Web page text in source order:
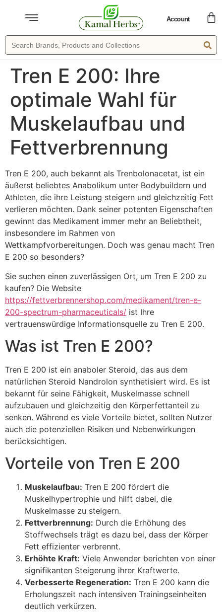
Account
Tren E 200: Ihre
optimale Wahl für
Muskelaufbau und
Fettverbrennung
Tren E 200, auch bekannt als Trenbolonacetat, ist ein
äußerst beliebtes Anabolikum unter Bodybuildern und
Athleten, die ihre Leistung steigern und gleichzeitig Fett
verlieren möchten. Dank seiner potenten Eigenschaften
gewinnt das Medikament immer mehr an Beliebtheit,
insbesondere im Rahmen von
Wettkampfvorbereitungen. Doch was genau macht Tren
E 200 so besonders?
Sie suchen einen zuverlässigen Ort, um Tren E 200 zu
kaufen? Die Website
https://fettverbrennershop.com/medikament/tren-e-
200-spectrum-pharmaceuticals/ ist Ihre
vertrauenswürdige Informationsquelle zu Tren E 200.
Was ist Tren E 200?
Tren E 200 ist ein anaboler Steroid, das aus dem
natürlichen Steroid Nandrolon synthetisiert wird. Es ist
bekannt für seine Fähigkeit, Muskelmasse schnell
aufzubauen und gleichzeitig den Körperfettanteil zu
senken. Während es viele Vorteile bietet, sollten Nutzer
auch die potenziellen Risiken und Nebenwirkungen
berücksichtigen.
Vorteile von Tren E 200
Muskelaufbau: Tren E 200 fördert die
Muskelhypertrophie und hilft dabei, die
Muskelmasse zu steigern.
Fettverbrennung: Durch die Erhöhung des
Stoffwechsels trägt es dazu bei, dass der Körper
Fett effizienter verbrennt.
Erhöhte Kraft: Viele Anwender berichten von einer
signifikanten Steigerung ihrer Kraftwerte.
Verbesserte Regeneration: Tren E 200 kann die
Erholungszeit nach intensiven Trainingseinheiten
deutlich verkürzen.